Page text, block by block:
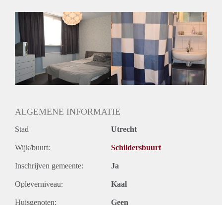
Huurtoeslag
Niet mogelijk
Inkomen eis
N.V.T.
Huurtermijn
Onbepaalde termijn
Oplevering
ALGEMENE INFORMATIE
Stad Utrecht
Wijk/buurt: Schildersbuurt
Inschrijven gemeente: Ja
Opleverniveau: Kaal
Huisgenoten: Geen